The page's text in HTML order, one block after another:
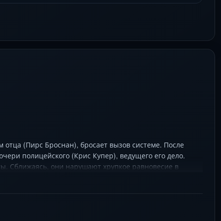
(Пирс Броснан), бросает вызов системе. После
полицейского (Крис Купер), ведущего его дело.
Сближаясь, они нарушают хрупкое равновесие в
фоном их борьбы за счастье, каждый шаг ведет к